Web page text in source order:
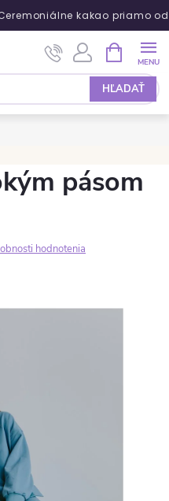
kakao priamo
HĽADAŤ
pásom
hodnotenia